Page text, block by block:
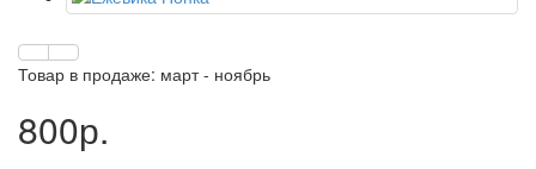
Товар в продаже: март - ноябрь
800р.